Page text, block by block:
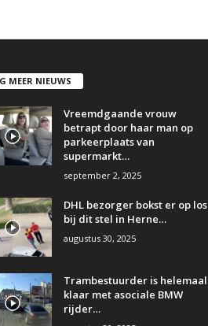
MEER NIEUWS
Vreemdgaande vrouw
betrapt door haar man op
parkeerplaats van
supermarkt…
september 2, 2025
DHL bezorger bokst er op los
bij dit stel in Herne…
augustus 30, 2025
Trambestuurder is helemaal
klaar met asociale BMW
rijder…